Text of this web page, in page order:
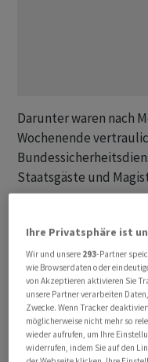
Darunter waren nach
Wochenende
Staatsgäste und
der Nacht auf den 14.
im Darknet
aber wieder von
respektive nicht
am Sonntag
Keystone-SDA mit.
Ihre Privatsphäre ist
Wir und unsere 293-Partner
wie Browserdaten oder
von Akzeptieren aktivieren Sie
unsere Partner verarbeiten
Zwecke. Wenn Tracker
möglicherweise nicht mehr so
wieder aufrufen, um Ihre
widerrufen, indem Sie auf den